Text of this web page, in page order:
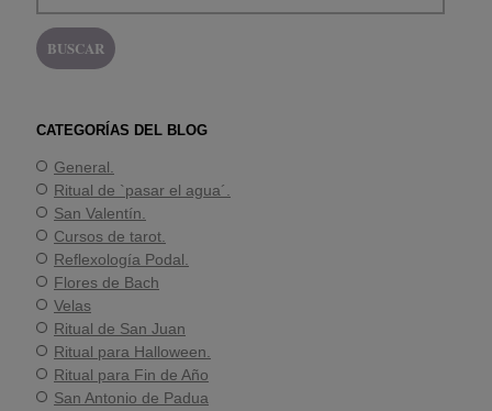
CATEGORÍAS DEL BLOG
General.
Ritual de `pasar el agua´.
San Valentín.
Cursos de tarot.
Reflexología Podal.
Flores de Bach
Velas
Ritual de San Juan
Ritual para Halloween.
Ritual para Fin de Año
San Antonio de Padua